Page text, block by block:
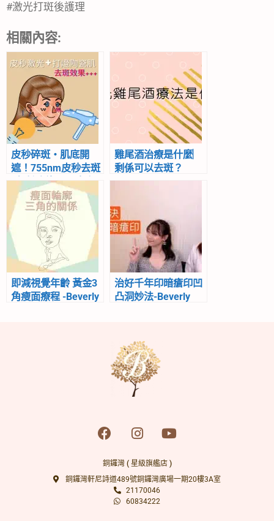
#激光打斑後護理
相關內容:
皮秒碎斑‧肌底開
遮！755nm皮秒去斑
+打燈陶瓷肌，去斑
效果upupup+++！
雞尾酒治療是什麼︳
剩係可以去斑？
即減視覺年齡 黃金3
角瘦面療程 -Beverly
治好千年印暗瘡印凹
凸洞妙法-Beverly
銅鑼灣 ( 星級旗艦店 )
銅鑼灣軒尼詩道489號銅鑼灣廣場一期20樓3A室
21170046
60834222